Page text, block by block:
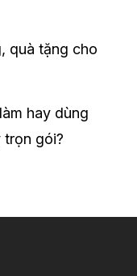
quà tặng cho
hay dùng
gói?